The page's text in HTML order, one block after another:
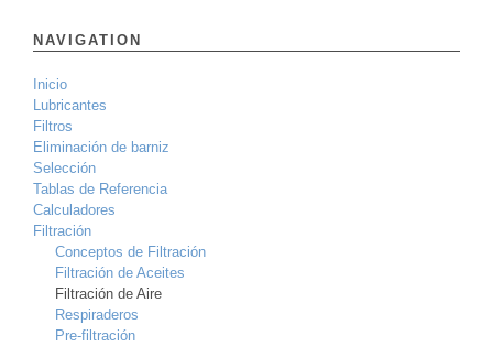
NAVIGATION
Inicio
Lubricantes
Filtros
Eliminación de barniz
Selección
Tablas de Referencia
Calculadores
Filtración
Conceptos de Filtración
Filtración de Aceites
Filtración de Aire
Respiraderos
Pre-filtración